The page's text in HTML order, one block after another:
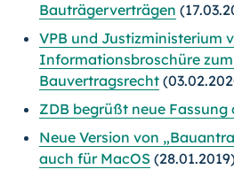
Bauträgerverträgen
VPB und Justizministerium
Informationsbroschüre zum
Bauvertragsrecht
ZDB begrüßt neue Fassung
Neue Version von
auch für MacOS